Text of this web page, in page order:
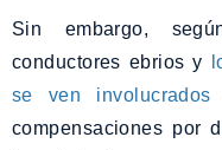
Sin embargo,
conductores ebrios y
se ven involucrados
compensaciones por